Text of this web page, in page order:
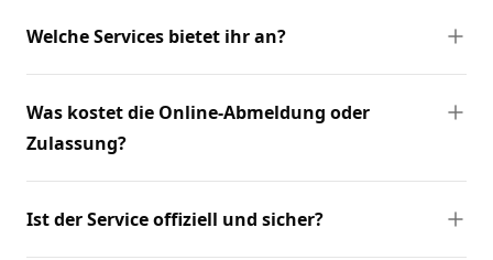
Welche Services bietet ihr an?
Was kostet die Online-Abmeldung oder
Zulassung?
Ist der Service offiziell und sicher?